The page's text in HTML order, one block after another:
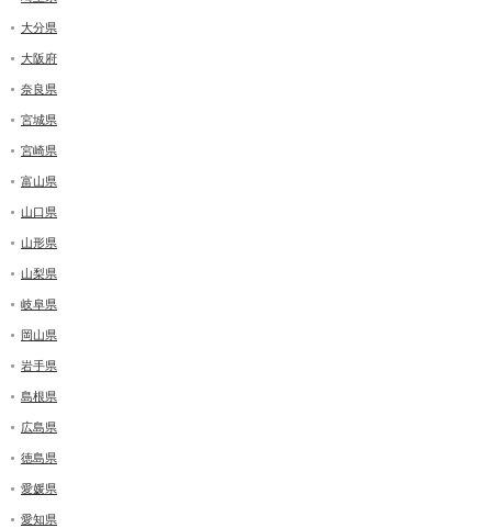
大分県
大阪府
奈良県
宮城県
宮崎県
富山県
山口県
山形県
山梨県
岐阜県
岡山県
岩手県
島根県
広島県
徳島県
愛媛県
愛知県